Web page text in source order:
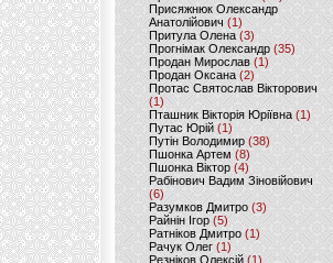
Присяжнюк Олександр
Анатолійович (1)
Притула Олена (3)
Прогнімак Олександр(35)
Продан Мирослав(1)
Продан Оксана (2)
Протас Святослав Вікторович
(1)
Пташник Вікторія Юріївна (1)
Путас Юрій (1)
Путін Володимир(38)
Пшонка Артем (8)
Пшонка Віктор(4)
Рабінович Вадим Зіновійович
(6)
Разумков Дмитро (3)
Райнін Ігор(5)
Ратніков Дмитро (1)
Рачук Олег (1)
Резніков Олексій(1)